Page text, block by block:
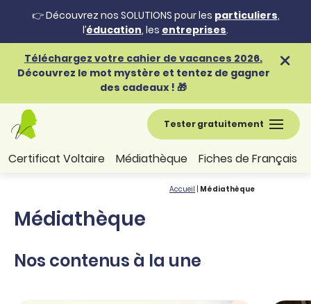
👉 Découvrez nos SOLUTIONS pour les particuliers,
l’éducation, les entreprises.
Téléchargez votre cahier de vacances 2026.
Découvrez le mot mystère et tentez de gagner
des cadeaux ! 🎁
Tester gratuitement
Certificat Voltaire Médiathèque Fiches de Français
Accueil Médiathèque
Médiathèque
Nos contenus à la une